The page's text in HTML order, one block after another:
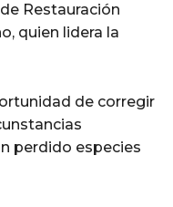
Restauración
quien lidera la
de corregir
perdido especies